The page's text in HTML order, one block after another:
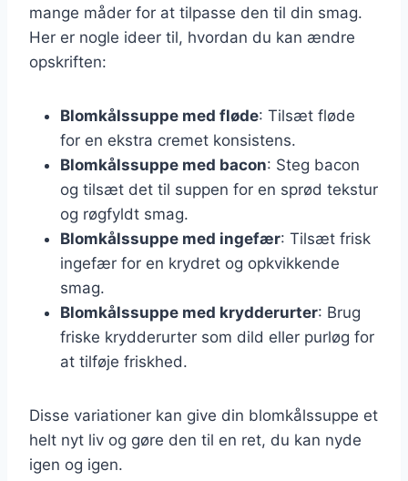
mange måder for at tilpasse den til din smag.
Her er nogle ideer til, hvordan du kan ændre
opskriften:
Blomkålssuppe med fløde: Tilsæt fløde
for en ekstra cremet konsistens.
Blomkålssuppe med bacon: Steg bacon
og tilsæt det til suppen for en sprød tekstur
og røgfyldt smag.
Blomkålssuppe med ingefær: Tilsæt frisk
ingefær for en krydret og opkvikkende
smag.
Blomkålssuppe med krydderurter: Brug
friske krydderurter som dild eller purløg for
at tilføje friskhed.
Disse variationer kan give din blomkålssuppe et
helt nyt liv og gøre den til en ret, du kan nyde
igen og igen.